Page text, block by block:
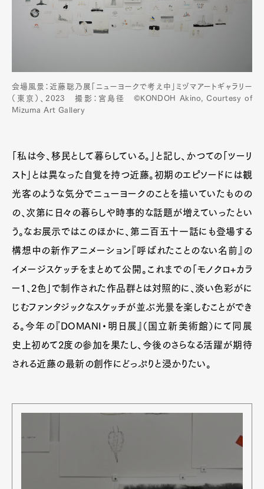
会場風景：近藤聡乃展「ニューヨークで考え中」ミヅマアートギャラリー
（東京）、2023 撮影：宮島径 ©️KONDOH Akino, Courtesy of
Mizuma Art Gallery
「私は今、移民として暮らしている。」と記し、かつての「ツーリ
スト」とは異なった自覚を持つ近藤。初期のエピソードには観
光客のような気分でニューヨークのことを描いていたものの
の、次第に日々の暮らしや時事的な話題が増えていったとい
う。なお展示ではこのほかに、第二百五十一話にも登場する
構想中の新作アニメーション『呼ばれたことのない名前』の
イメージスケッチをまとめて公開。これまでの「モノクロ+カラ
ー1、2色」で制作された作品群とは対照的に、淡い色彩がに
じむファンタジックなスケッチが並ぶ光景を楽しむことができ
る。今年の『DOMANI・明日展』（国立新美術館）にて同展
史上初めて2度の参加を果たし、今後のさらなる活躍が期待
される近藤の最新の創作にどっぷりと浸かりたい。